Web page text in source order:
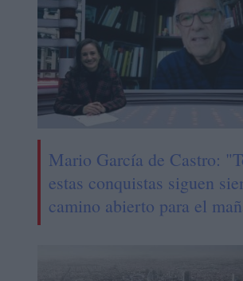
Mario García de Castro:
estas conquistas siguen
camino abierto para el